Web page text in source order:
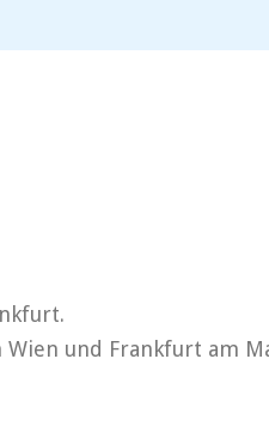
und Frankfurt am